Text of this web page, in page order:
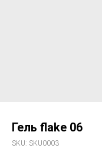
Гель flake 06
SKU: SKU0003